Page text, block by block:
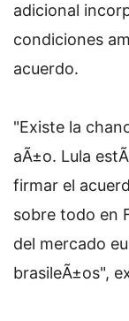
adicional
condiciones
acuerdo.
"Existe la
aÃ±o. Lula
firmar el
sobre todo en
del mercado
brasileÃ±os",